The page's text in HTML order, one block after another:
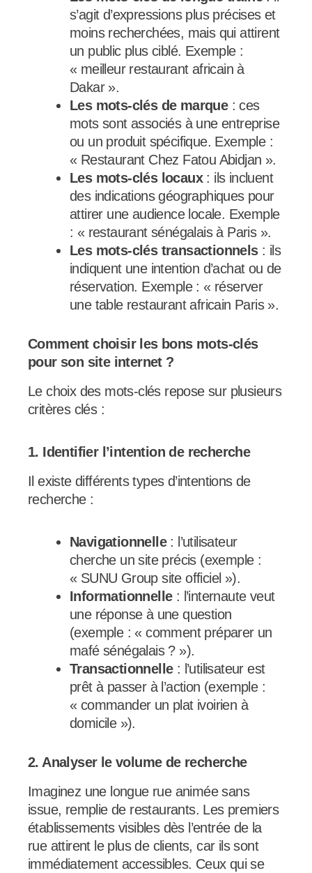
s’agit d’expressions plus précises et
moins recherchées, mais qui attirent
un public plus ciblé. Exemple :
« meilleur restaurant africain à
Dakar ».
Les mots-clés de marque: ces
mots sont associés à une entreprise
ou un produit spécifique. Exemple :
« Restaurant Chez Fatou Abidjan ».
Les mots-clés locaux: ils incluent
des indications géographiques pour
attirer une audience locale. Exemple
: « restaurant sénégalais à Paris ».
Les mots-clés transactionnels: ils
indiquent une intention d’achat ou de
réservation. Exemple : « réserver
une table restaurant africain Paris ».
Comment choisir les bons mots-clés
pour son site internet ?
Le choix des mots-clés repose sur plusieurs
critères clés :
1. Identifier l’intention de recherche
Il existe différents types d’intentions de
recherche :
Navigationnelle: l’utilisateur
cherche un site précis (exemple :
« SUNU Group site officiel »).
Informationnelle: l’internaute veut
une réponse à une question
(exemple : « comment préparer un
mafé sénégalais ? »).
Transactionnelle: l’utilisateur est
prêt à passer à l’action (exemple :
« commander un plat ivoirien à
domicile »).
2. Analyser le volume de recherche
Imaginez une longue rue animée sans
issue, remplie de restaurants. Les premiers
établissements visibles dès l’entrée de la
rue attirent le plus de clients, car ils sont
immédiatement accessibles. Ceux qui se